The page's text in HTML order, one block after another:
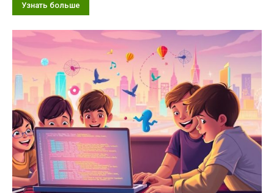
Узнать больше